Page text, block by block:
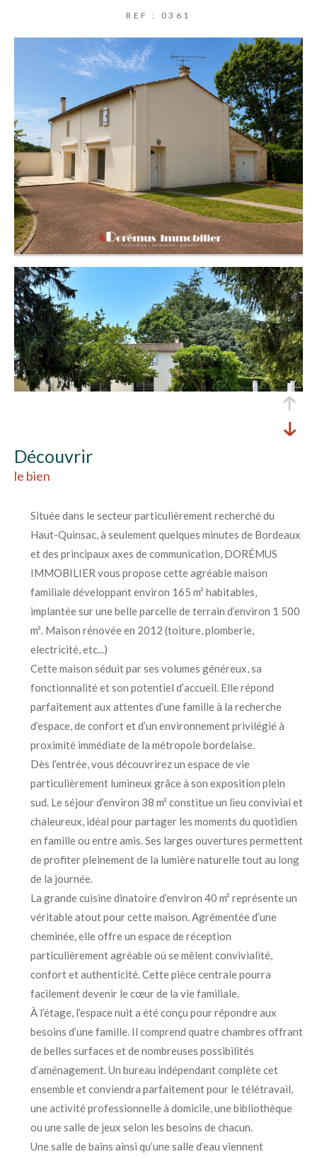
REF : 0361
découvrir
le bien
Située dans le secteur particulièrement recherché du
Haut-Quinsac, à seulement quelques minutes de Bordeaux
et des principaux axes de communication, DORÉMUS
IMMOBILIER vous propose cette agréable maison
familiale développant environ 165 m² habitables,
implantée sur une belle parcelle de terrain d’environ 1 500
m². Maison rénovée en 2012 (toiture, plomberie,
electricité, etc...)
Cette maison séduit par ses volumes généreux, sa
fonctionnalité et son potentiel d’accueil. Elle répond
parfaitement aux attentes d’une famille à la recherche
d’espace, de confort et d’un environnement privilégié à
proximité immédiate de la métropole bordelaise.
Dès l’entrée, vous découvrirez un espace de vie
particulièrement lumineux grâce à son exposition plein
sud. Le séjour d’environ 38 m² constitue un lieu convivial et
chaleureux, idéal pour partager les moments du quotidien
en famille ou entre amis. Ses larges ouvertures permettent
de profiter pleinement de la lumière naturelle tout au long
de la journée.
La grande cuisine dinatoire d’environ 40 m² représente un
véritable atout pour cette maison. Agrémentée d’une
cheminée, elle offre un espace de réception
particulièrement agréable où se mêlent convivialité,
confort et authenticité. Cette pièce centrale pourra
facilement devenir le cœur de la vie familiale.
À l’étage, l’espace nuit a été conçu pour répondre aux
besoins d’une famille. Il comprend quatre chambres offrant
de belles surfaces et de nombreuses possibilités
d’aménagement. Un bureau indépendant complète cet
ensemble et conviendra parfaitement pour le télétravail,
une activité professionnelle à domicile, une bibliothèque
ou une salle de jeux selon les besoins de chacun.
Une salle de bains ainsi qu’une salle d’eau viennent